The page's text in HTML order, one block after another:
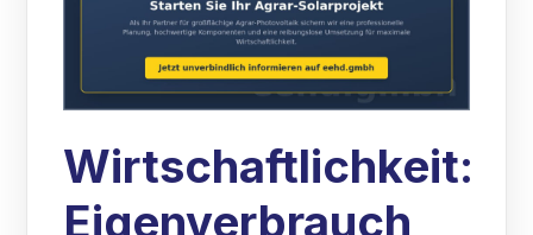
Wirtschaftlichkeit:
Eigenverbrauch